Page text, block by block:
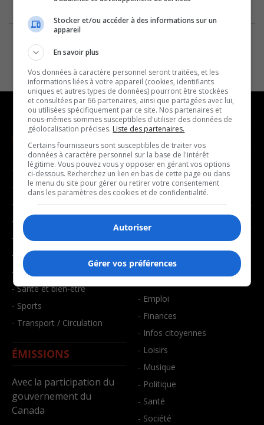
NOUVELLES
- Affaires municipales
- Communauté / Social
- Culture
- Économie
- Éducation
- Environnement
- Faits divers
- Santé et bien-être
- Sports
- Transport / Circulation
ÉMISSIONS
Avec la participation du
gouvernement du
Canada
MUSIQUE
- Décompte franco
- Joué récemment
BALADOS
- Art de vivre
- Emploi
- Finances
- Infos citoyennes
- Loisirs
- Musique
- Politique
- Santé
- Société
Stocker et/ou accéder à des informations sur un
appareil
En savoir plus
Vos données à caractère personnel seront traitées, et les
informations liées à votre appareil (cookies, identifiants
uniques et autres types de données) pourront être stockées
et consultées par 66 partenaires, ainsi que partagées avec lui,
ou utilisées spécifiquement par ce site. Nos partenaires et
nous-mêmes sommes susceptibles d'utiliser des données de
géolocalisation précises. Liste des partenaires.
Certains fournisseurs sont susceptibles de traiter vos
données à caractère personnel sur la base de l'intérêt
légitime. Vous pouvez vous y opposer en gérant vos options
ci-dessous. Recherchez un lien en bas de cette page ou dans
le menu du site pour gérer ou retirer votre consentement
dans les paramètres des cookies et de confidentialité.
Autoriser
Gérer vos préférences